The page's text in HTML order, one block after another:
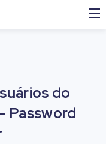
do
Password